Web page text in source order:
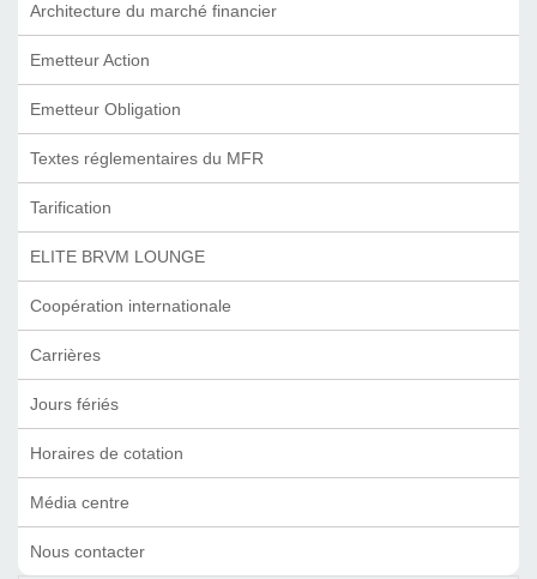
Architecture du marché financier
Emetteur Action
Emetteur Obligation
Textes réglementaires du MFR
Tarification
ELITE BRVM LOUNGE
Coopération internationale
Carrières
Jours fériés
Horaires de cotation
Média centre
Nous contacter